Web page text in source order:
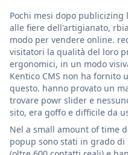
Pochi mesi dopo
alle fiere dell'artigianato,
modo per vendere online.
visitatori la qualità del loro
ergonomici, in un modo
Kentico CMS non ha fornito
questo. hanno provato un
trovare powr slider e
sito, era goffo e difficile da
Nel a small amount of time
popup sono stati in grado